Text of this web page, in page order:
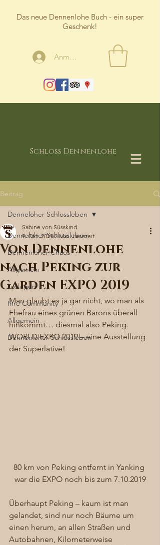
Das neue Dennenlohe Buch - ein super
Geschenk!
Anmelden
Schloss Dennenlohe
Beitrag
Denneloher Schlossleben
Dennenloher Chaos
Allgemein
Loslegen
Ihre Community
Allgemein
Dennenloher Schlossleben
Denneloher Schlossleben
Von Dennenlohe
nach Peking zur
Garden EXPO 2019
Sabine von Süsskind
9. Okt. 2019 2 Min. Lesezeit
Man glaubt es ja gar nicht, wo man als
Ehefrau eines grünen Barons überall
hinkommt… diesmal also Peking.
WORLD EXPO 2019 – eine Ausstellung
der Superlative!
80 km von Peking entfernt in Yanking
war die EXPO noch bis zum 7.10.2019
Überhaupt Peking – kaum ist man
gelandet, sind nur noch Bäume um
einen herum, an allen Straßen und
Autobahnen, Kilometerweise